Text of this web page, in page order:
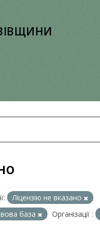
Ліцензію не вказано
база Організації :